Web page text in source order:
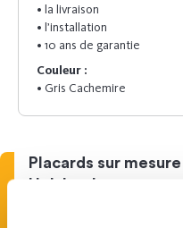
• la livraison
• l’installation
• 10 ans de garantie
Couleur :
• Gris Cachemire
Placards sur
Holsbeek